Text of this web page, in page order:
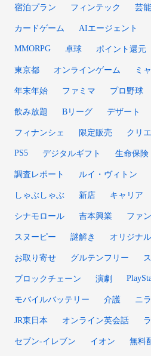
宿泊プラン フィンテック 芸能
カードゲーム AIエージェント
MMORPG 卓球 ポイント還元
東京都 オンラインゲーム ミ
年末年始 ファミマ プロ野球
飲み放題 Bリーグ デザート
フィナンシェ 限定販売 クリ
PS5 デジタルギフト 生命保険
調査レポート ルイ・ヴィトン
しゃぶしゃぶ 新店 キャリア
シナモロール 吉本興業 ファ
スヌーピー 謎解き オリジナ
お取り寄せ グルテンフリー
ブロックチェーン 演劇
モバイルバッテリー 介護 ニ
JR東日本 オンライン英会話
セブン-イレブン イオン 無料